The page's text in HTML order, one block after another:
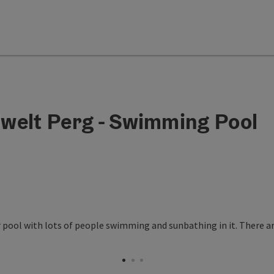
Perg - Swimming Pool